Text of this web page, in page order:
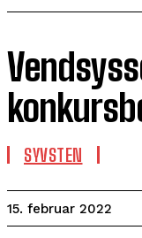
SYVSTEN
15. februar 2022